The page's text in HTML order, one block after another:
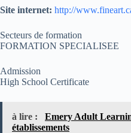
Site internet: http://
Secteurs de formation
FORMATION SPECIALISEE
Admission
High School Certificate
à lire :
Emery Adult
établissements